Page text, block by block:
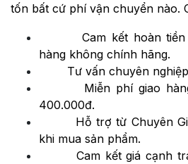
tốn bất cứ phí vận chuyển nào.
Cam kết hoàn tiền
hàng không chính hãng.
Tư vấn chuyên nghiệp,
Miễn phí giao hàng
400.000đ.
Hỗ trợ từ Chuyên Gia
khi mua sản phẩm.
Cam kết giá cạnh